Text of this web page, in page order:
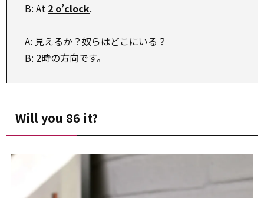
B: At 2 o’clock.
A: 見えるか？奴らはどこにいる？
B: 2時の方向です。
Will you 86 it?